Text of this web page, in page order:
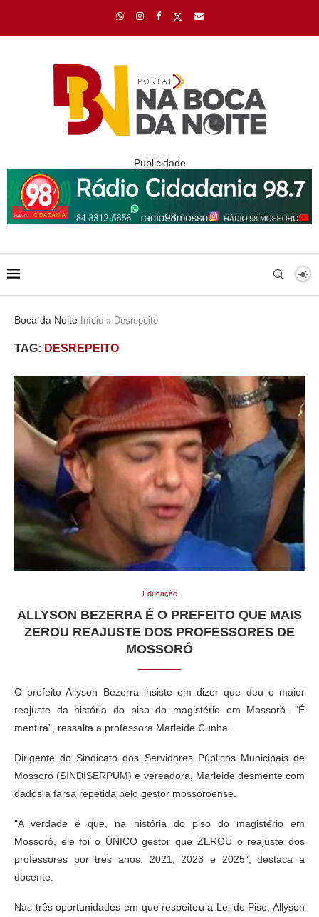
Publicidade
Boca da Noite Início » Desrepeito
TAG: DESREPEITO
Educação
ALLYSON BEZERRA É O PREFEITO QUE MAIS
ZEROU REAJUSTE DOS PROFESSORES DE
MOSSORÓ
O prefeito Allyson Bezerra insiste em dizer que deu o maior
reajuste da história do piso do magistério em Mossoró. “É
mentira”, ressalta a professora Marleide Cunha.
Dirigente do Sindicato dos Servidores Públicos Municipais de
Mossoró (SINDISERPUM) e vereadora, Marleide desmente com
dados a farsa repetida pelo gestor mossoroense.
“A verdade é que, na história do piso do magistério em
Mossoró, ele foi o ÚNICO gestor que ZEROU o reajuste dos
professores por três anos: 2021, 2023 e 2025”, destaca a
docente.
Nas três oportunidades em que respeitou a Lei do Piso, Allyson